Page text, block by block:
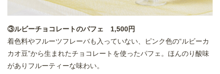
③ルビーチョコレートのパフェ 1,500円
着色料やフルーツフレーバも入っていない、ピンク色の“ルビーカ
カオ豆”から生まれたチョコレートを使ったパフェ。ほんのり酸味
がありフルーティーな味わい。